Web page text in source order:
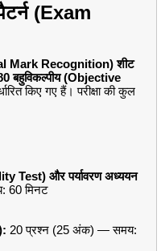
(Exam
Mark Recognition) शीट
बहुविकल्पीय (Objective
किए गए हैं। परीक्षा की कुल
Test) और पर्यावरण अध्ययन
60 मिनट
20 प्रश्न (25 अंक) — समय: